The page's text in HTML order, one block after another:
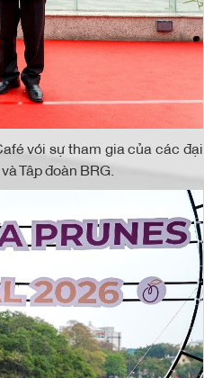
với sự tham gia của các đại
Tập đoàn BRG.